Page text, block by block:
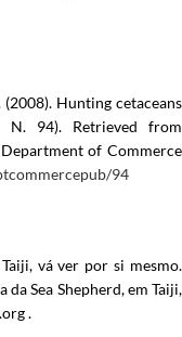
(2008). Hunting cetaceans
N. 94). Retrieved from
of Commerce
94
vá ver por si mesmo.
da Sea Shepherd, em Taiji,
.